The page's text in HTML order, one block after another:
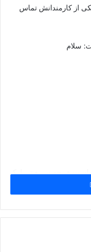
از کارمندانش تماس
سلام
هر چه سریع تر با یک